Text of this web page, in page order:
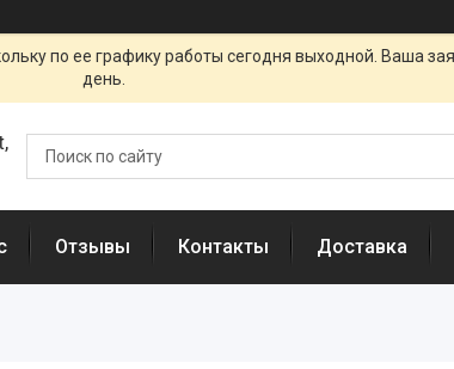
по ее графику работы сегодня выходной. Ваша
день.
Отзывы Контакты Доставка